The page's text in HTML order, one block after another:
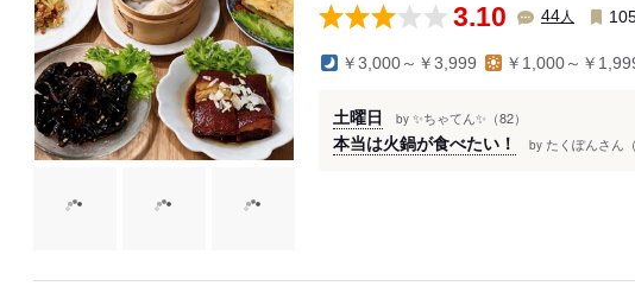
3.10 44人
￥3,000～￥3,999 ￥1,000～￥
土曜日 by ✨ちゃてん✨（82）
本当は火鍋が食べたい！ by たくぽんさん